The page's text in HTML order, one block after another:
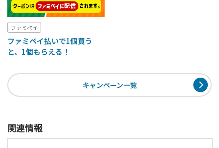
ファミペイ
ファミペイ払いで1個買う
と、1個もらえる！
キャンペーン一覧
関連情報